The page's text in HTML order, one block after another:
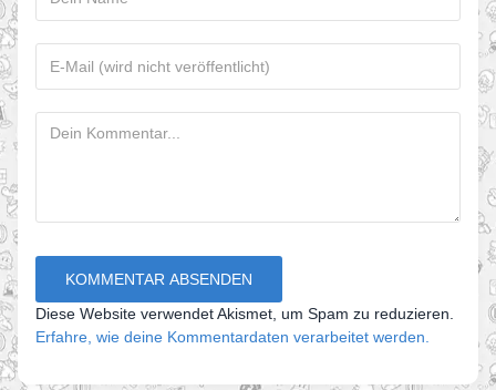
Diese Website verwendet Akismet, um Spam zu reduzieren.
Erfahre, wie deine Kommentardaten verarbeitet werden.